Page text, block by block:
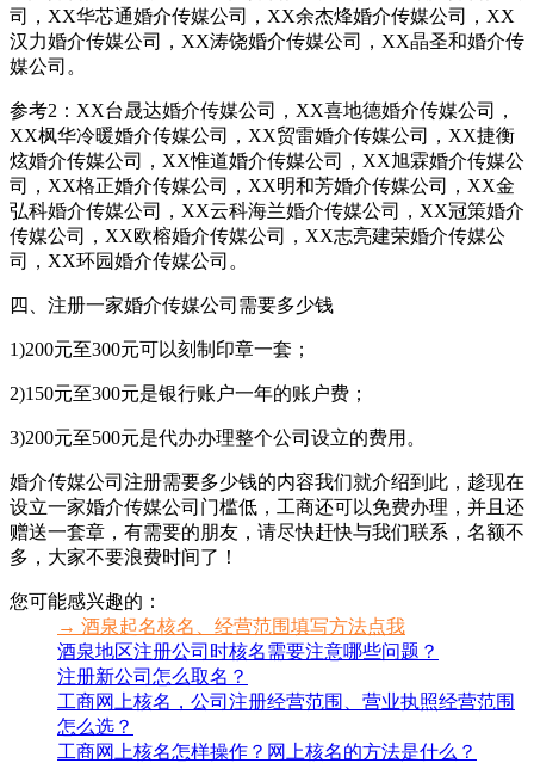
司，XX华芯通婚介传媒公司，XX余杰烽婚介传媒公司，XX
汉力婚介传媒公司，XX涛饶婚介传媒公司，XX晶圣和婚介传
媒公司。
参考2：XX台晟达婚介传媒公司，XX喜地德婚介传媒公司，
XX枫华冷暖婚介传媒公司，XX贸雷婚介传媒公司，XX捷衡
炫婚介传媒公司，XX惟道婚介传媒公司，XX旭霖婚介传媒公
司，XX格正婚介传媒公司，XX明和芳婚介传媒公司，XX金
弘科婚介传媒公司，XX云科海兰婚介传媒公司，XX冠策婚介
传媒公司，XX欧榕婚介传媒公司，XX志亮建荣婚介传媒公
司，XX环园婚介传媒公司。
四、注册一家婚介传媒公司需要多少钱
1)200元至300元可以刻制印章一套；
2)150元至300元是银行账户一年的账户费；
3)200元至500元是代办办理整个公司设立的费用。
婚介传媒公司注册需要多少钱的内容我们就介绍到此，趁现在
设立一家婚介传媒公司门槛低，工商还可以免费办理，并且还
赠送一套章，有需要的朋友，请尽快赶快与我们联系，名额不
多，大家不要浪费时间了！
您可能感兴趣的：
→ 酒泉起名核名、经营范围填写方法点我
酒泉地区注册公司时核名需要注意哪些问题？
注册新公司怎么取名？
工商网上核名，公司注册经营范围、营业执照经营范围
怎么选？
工商网上核名怎样操作？网上核名的方法是什么？